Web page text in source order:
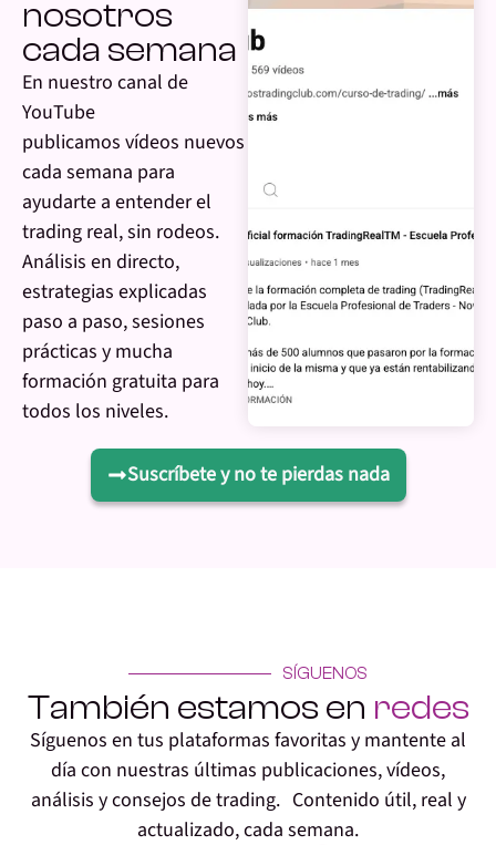
nosotros
cada semana
En nuestro canal de
YouTube
publicamos vídeos nuevos
cada semana para
ayudarte a entender el
trading real, sin rodeos.
Análisis en directo,
estrategias explicadas
paso a paso, sesiones
prácticas y mucha
formación gratuita para
todos los niveles.
Suscríbete y no te pierdas nada
SÍGUENOS
También estamos en redes
Síguenos en tus plataformas favoritas y mantente al
día con nuestras últimas publicaciones, vídeos,
análisis y consejos de trading. Contenido útil, real y
actualizado, cada semana.